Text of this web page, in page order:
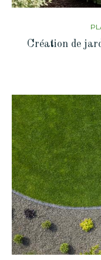
Création de